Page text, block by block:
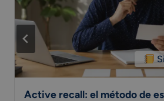
Active recall: el método de